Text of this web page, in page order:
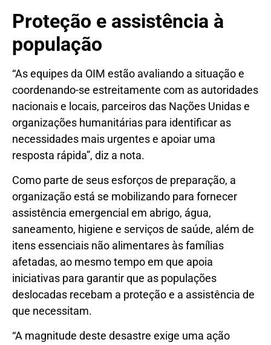
Proteção e assistência à
população
“As equipes da OIM estão avaliando a situação e
coordenando-se estreitamente com as autoridades
nacionais e locais, parceiros das Nações Unidas e
organizações humanitárias para identificar as
necessidades mais urgentes e apoiar uma
resposta rápida”, diz a nota.
Como parte de seus esforços de preparação, a
organização está se mobilizando para fornecer
assistência emergencial em abrigo, água,
saneamento, higiene e serviços de saúde, além de
itens essenciais não alimentares às famílias
afetadas, ao mesmo tempo em que apoia
iniciativas para garantir que as populações
deslocadas recebam a proteção e a assistência de
que necessitam.
“A magnitude deste desastre exige uma ação